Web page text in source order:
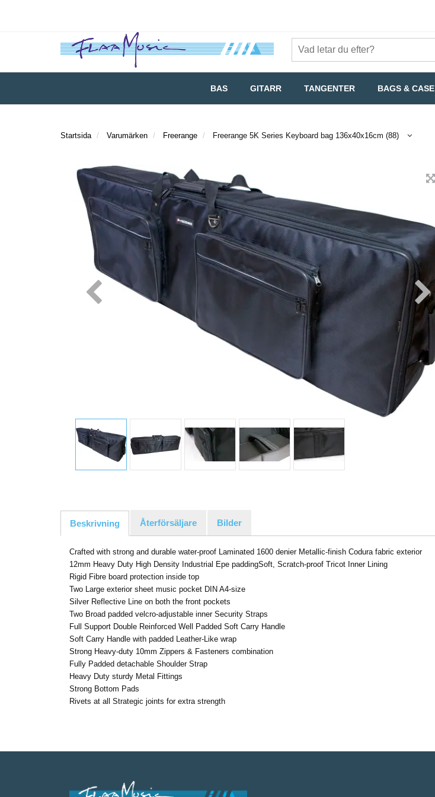
BAS GITARR TANGENTER BAGS & CASE
Startsida Varumärken Freerange Freerange 5K Series Keyboard bag 136x40x16cm (88)
Beskrivning Återförsäljare Bilder
Crafted with strong and durable water-proof Laminated 1600 denier Metallic-finish Codura fabric exterior
12mm Heavy Duty High Density Industrial Epe paddingSoft, Scratch-proof Tricot Inner Lining
Rigid Fibre board protection inside top
Two Large exterior sheet music pocket DIN A4-size
Silver Reflective Line on both the front pockets
Two Broad padded velcro-adjustable inner Security Straps
Full Support Double Reinforced Well Padded Soft Carry Handle
Soft Carry Handle with padded Leather-Like wrap
Strong Heavy-duty 10mm Zippers & Fasteners combination
Fully Padded detachable Shoulder Strap
Heavy Duty sturdy Metal Fittings
Strong Bottom Pads
Rivets at all Strategic joints for extra strength